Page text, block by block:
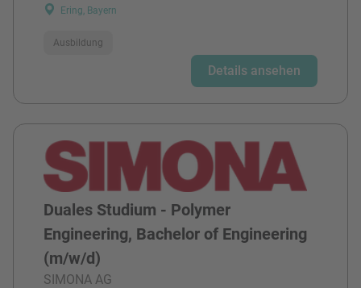
Ering, Bayern
Ausbildung
Details ansehen
Duales Studium - Polymer
Engineering, Bachelor of Engineering
(m/w/d)
SIMONA AG